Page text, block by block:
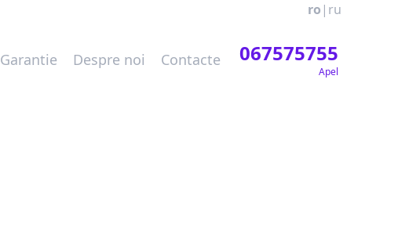
ro | ru
Garantie Despre noi Contacte 067575755
Apel